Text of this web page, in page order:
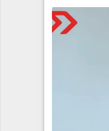
Edición Impresa